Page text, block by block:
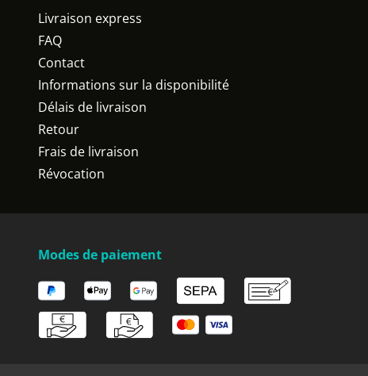
Livraison express
FAQ
Contact
Informations sur la disponibilité
Délais de livraison
Retour
Frais de livraison
Révocation
Modes de paiement